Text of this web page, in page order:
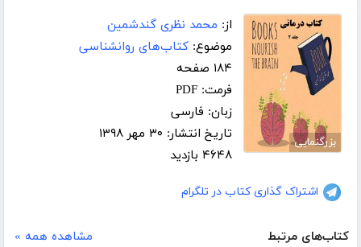
بزرگنمایی
از: محمد نظری گندشمین
موضوع: کتاب‌های روانشناسی
۱۸۴ صفحه
فرمت: PDF
زبان: فارسی
تاریخ انتشار: ۳۰ مهر ۱۳۹۸
۴۶۴۸ بازدید
اشتراک گذاری کتاب در تلگرام
کتاب‌های مرتبط مشاهده همه »